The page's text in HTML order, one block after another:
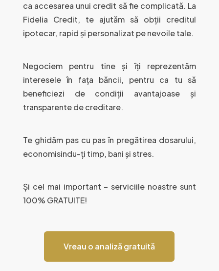
ca accesarea unui credit să fie complicată. La
Fidelia Credit, te ajutăm să obții creditul
ipotecar, rapid și personalizat pe nevoile tale.
Negociem pentru tine și îți reprezentăm
interesele în fața băncii, pentru ca tu să
beneficiezi de condiții avantajoase și
transparente de creditare.
Te ghidăm pas cu pas în pregătirea dosarului,
economisindu-ți timp, bani și stres.
Și cel mai important – serviciile noastre sunt
100% GRATUITE!
Vreau o analiză gratuită